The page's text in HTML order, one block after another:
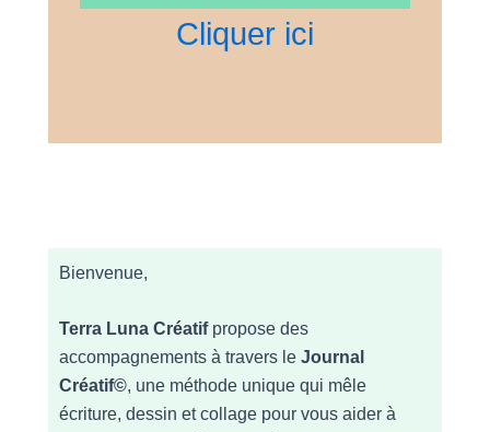
Cliquer ici
Bienvenue,
Terra Luna Créatifpropose des
accompagnements à travers le Journal
Créatif©, une méthode unique qui mêle
écriture, dessin et collage pour vous aider à